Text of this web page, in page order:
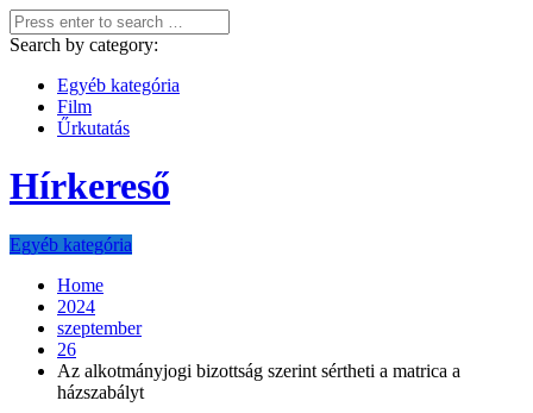
Search by category:
Egyéb kategória
Film
Űrkutatás
Hírkereső
Egyéb kategória
Home
2024
szeptember
26
Az alkotmányjogi bizottság szerint sértheti a matrica a
házszabályt